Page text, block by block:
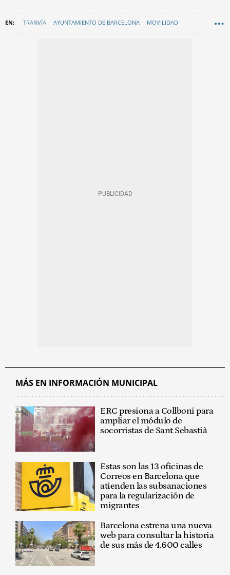
TRANVÍA AYUNTAMIENTO DE BARCELONA MOVILIDAD
MÁS EN INFORMACIÓN MUNICIPAL
ERC presiona a Collboni para
ampliar el módulo de
socorristas de Sant Sebastià
Estas son las 13 oficinas de
Correos en Barcelona que
atienden las subsanaciones
para la regularización de
migrantes
Barcelona estrena una nueva
web para consultar la historia
de sus más de 4.600 calles